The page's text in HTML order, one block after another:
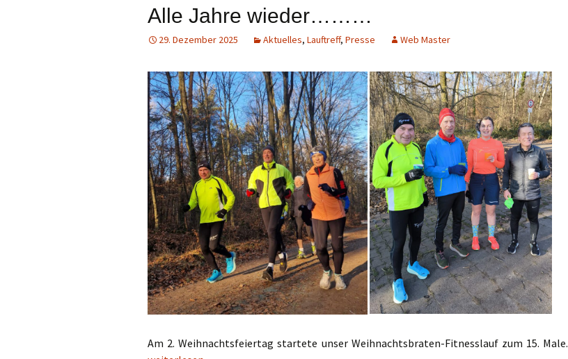
Alle Jahre wieder………
29. Dezember 2025 Aktuelles, Lauftreff, Presse Web Master
Am 2. Weihnachtsfeiertag startete unser Weihnachtsbraten-Fitnesslauf zum 15. Male.